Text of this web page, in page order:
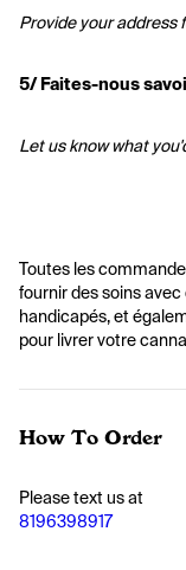
Provide your address
5/ Faites-nous
Let us know what
Toutes les
fournir des soins
handicapés, et
pour livrer votre
How To Order
Please text us at
8196398917